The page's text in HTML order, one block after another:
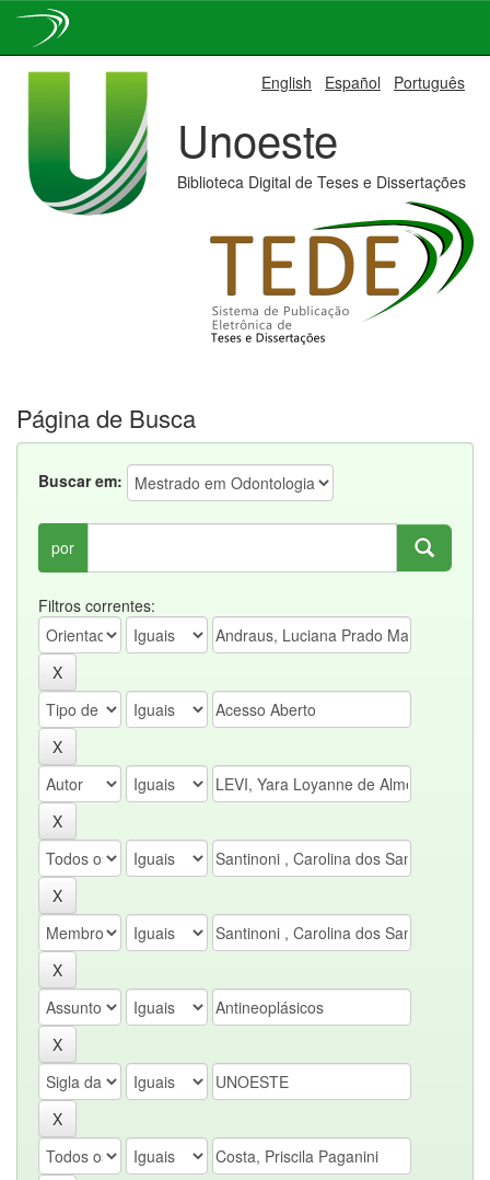
English Español Português
Unoeste
Biblioteca Digital de Teses e Dissertações
Página de Busca
Buscar em:
por
Filtros correntes: